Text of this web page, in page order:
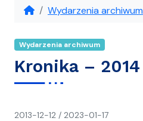
Wydarzenia archiwum
Wydarzenia archiwum
Kronika – 2014
2013-12-12 / 2023-01-17